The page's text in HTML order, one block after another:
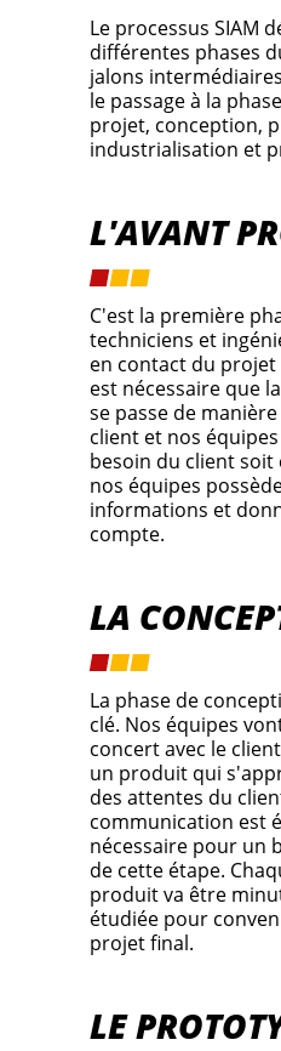
Le processus SIAM
différentes phases
jalons
le passage à la
projet, conception,
industrialisation et
L'AVANT
C'est la première
techniciens et
en contact du
est nécessaire que
se passe de
client et nos
besoin du client
nos équipes
informations et
compte.
LA
La phase de
clé. Nos équipes
concert avec le
un produit qui
des attentes du
communication est
nécessaire pour un
de cette étape.
produit va être
étudiée pour
projet final.
LE